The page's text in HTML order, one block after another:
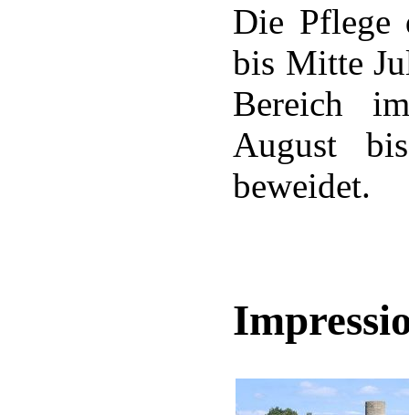
Die Pflege
bis Mitte
Bereich
August
beweidet.